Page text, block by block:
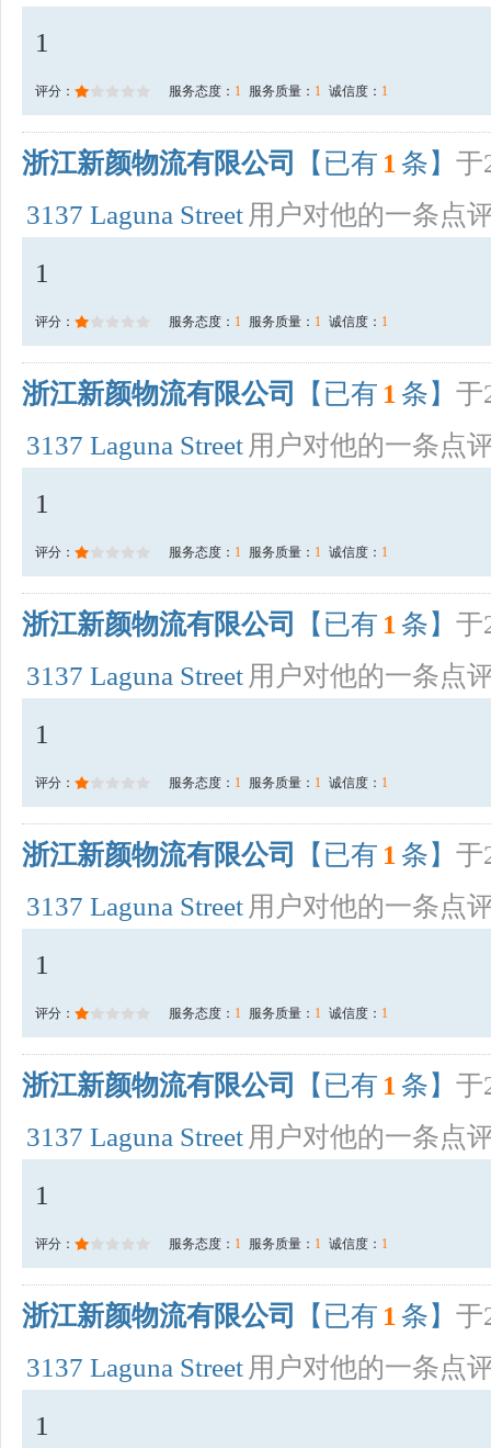
1
评分： 服务态度： 1 服务质量： 1 诚信度： 1
浙江新颜物流有限公司 【已有 1 条】 于
3137 Laguna Street 用户对他的一条点
1
评分： 服务态度： 1 服务质量： 1 诚信度： 1
浙江新颜物流有限公司 【已有 1 条】 于
3137 Laguna Street 用户对他的一条点
1
评分： 服务态度： 1 服务质量： 1 诚信度： 1
浙江新颜物流有限公司 【已有 1 条】 于
3137 Laguna Street 用户对他的一条点
1
评分： 服务态度： 1 服务质量： 1 诚信度： 1
浙江新颜物流有限公司 【已有 1 条】 于
3137 Laguna Street 用户对他的一条点
1
评分： 服务态度： 1 服务质量： 1 诚信度： 1
浙江新颜物流有限公司 【已有 1 条】 于
3137 Laguna Street 用户对他的一条点
1
评分： 服务态度： 1 服务质量： 1 诚信度： 1
浙江新颜物流有限公司 【已有 1 条】 于
3137 Laguna Street 用户对他的一条点
1